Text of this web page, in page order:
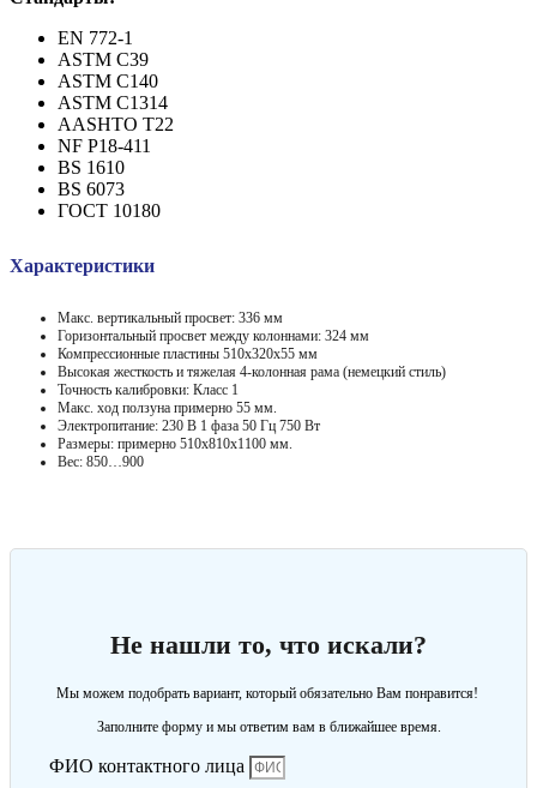
EN 772-1
ASTM C39
ASTM C140
ASTM C1314
AASHTO T22
NF P18-411
BS 1610
BS 6073
ГОСТ 10180
Характеристики
Макс. вертикальный просвет: 336 мм
Горизонтальный просвет между колоннами: 324 мм
Компрессионные пластины 510x320x55 мм
Высокая жесткость и тяжелая 4-колонная рама (немецкий стиль)
Точность калибровки: Класс 1
Макс. ход ползуна примерно 55 мм.
Электропитание: 230 В 1 фаза 50 Гц 750 Вт
Размеры: примерно 510x810x1100 мм.
Вес: 850…900
Не нашли то, что искали?
Мы можем подобрать вариант, который обязательно Вам понравится!
Заполните форму и мы ответим вам в ближайшее время.
ФИО контактного лица